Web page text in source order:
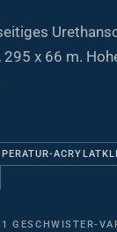
295 x 66 m.
GESCHWISTER-